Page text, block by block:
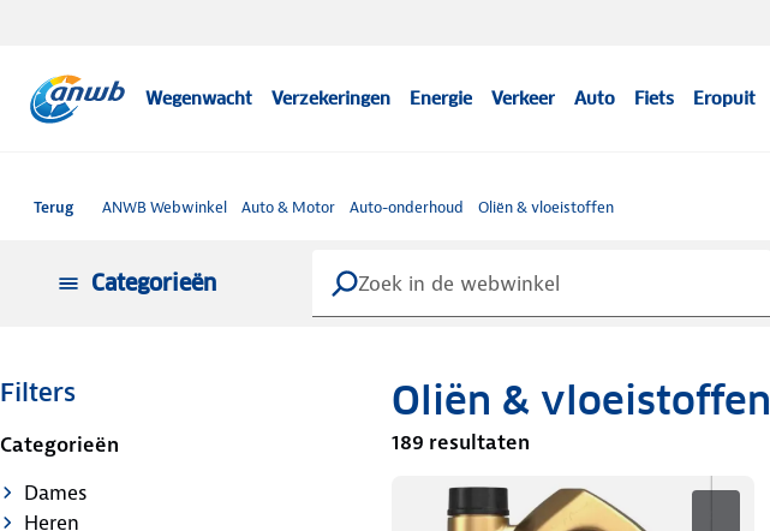
Wegenwacht Verzekeringen Energie Verkeer Auto Fiets Eropuit
Terug ANWB Webwinkel Auto & Motor Auto-onderhoud Oliën & vloeistoffen
Categorieën
Filters
Categorieën
Dames
Heren
Oliën & vloeistoffen
189 resultaten